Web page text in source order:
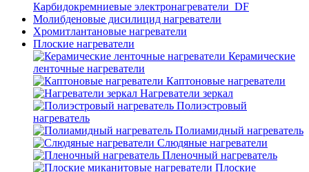
Карбидокремниевые электронагреватели_DF
Молибденовые дисилицид нагреватели
Хромитлантановые нагреватели
Плоские нагреватели
Керамические
ленточные нагреватели
Каптоновые нагреватели
Нагреватели зеркал
Полиэстровый
нагреватель
Полиамидный нагреватель
Слюдяные нагреватели
Пленочный нагреватель
Плоские